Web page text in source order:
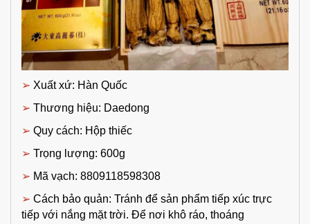
➢ Xuất xứ: Hàn Quốc
➢ Thương hiệu: Daedong
➢ Quy cách: Hộp thiếc
➢ Trọng lượng: 600g
➢ Mã vạch: 8809118598308
➢ Cách bảo quản: Tránh để sản phẩm tiếp xúc trực
tiếp với nắng mặt trời. Để nơi khô ráo, thoáng